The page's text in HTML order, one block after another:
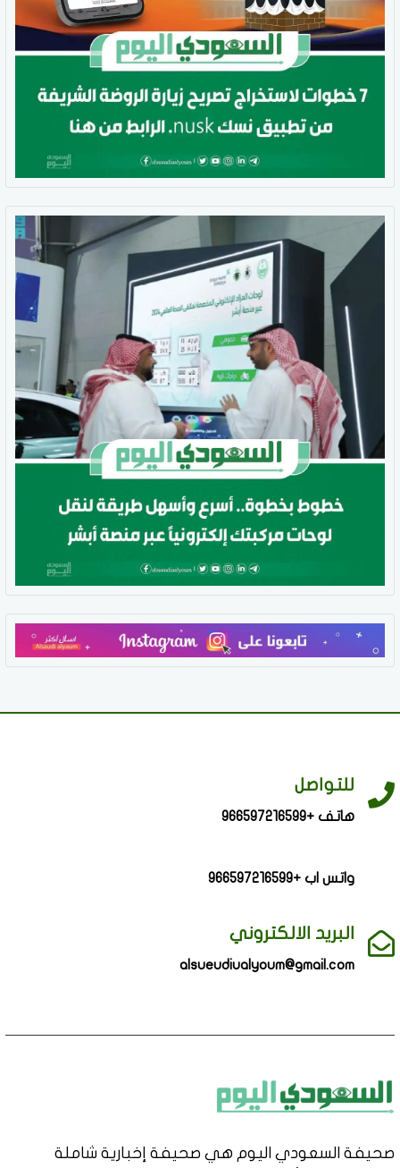
للتواصل
هاتف +966597216599
واتس اب +966597216599
البريد الالكتروني
alsueudiualyoum@gmail.com
صحيفة السعودي اليوم هي صحيفة إخبارية شاملة